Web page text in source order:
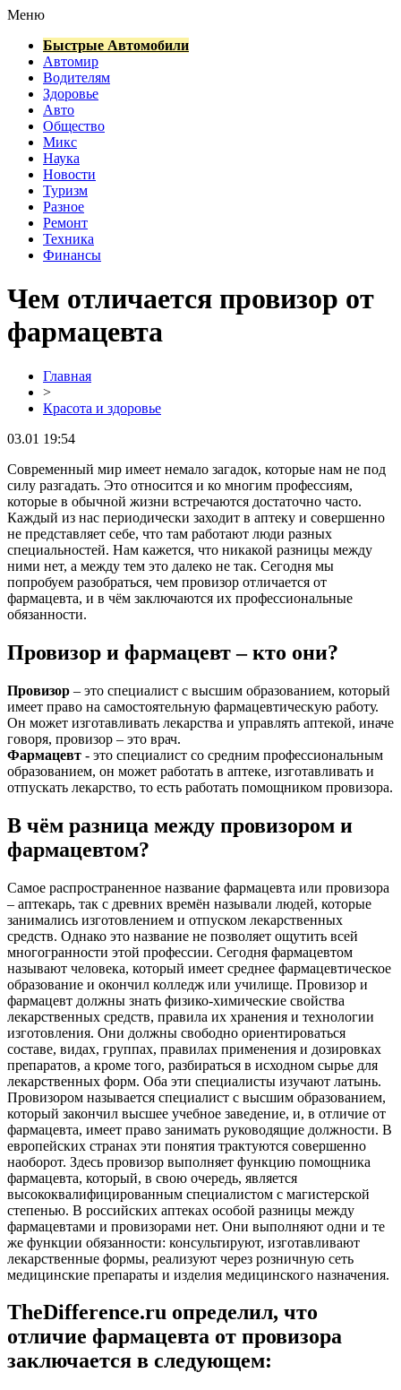
Меню
Быстрые Автомобили
Автомир
Водителям
Здоровье
Авто
Общество
Микс
Наука
Новости
Туризм
Разное
Ремонт
Техника
Финансы
Чем отличается провизор от
фармацевта
Главная
>
Красота и здоровье
03.01 19:54
Современный мир имеет немало загадок, которые нам не под
силу разгадать. Это относится и ко многим профессиям,
которые в обычной жизни встречаются достаточно часто.
Каждый из нас периодически заходит в аптеку и совершенно
не представляет себе, что там работают люди разных
специальностей. Нам кажется, что никакой разницы между
ними нет, а между тем это далеко не так. Сегодня мы
попробуем разобраться, чем провизор отличается от
фармацевта, и в чём заключаются их профессиональные
обязанности.
Провизор и фармацевт – кто они?
Провизор – это специалист с высшим образованием, который
имеет право на самостоятельную фармацевтическую работу.
Он может изготавливать лекарства и управлять аптекой, иначе
говоря, провизор – это врач.
Фармацевт - это специалист со средним профессиональным
образованием, он может работать в аптеке, изготавливать и
отпускать лекарство, то есть работать помощником провизора.
В чём разница между провизором и
фармацевтом?
Самое распространенное название фармацевта или провизора
– аптекарь, так с древних времён называли людей, которые
занимались изготовлением и отпуском лекарственных
средств. Однако это название не позволяет ощутить всей
многогранности этой профессии. Сегодня фармацевтом
называют человека, который имеет среднее фармацевтическое
образование и окончил колледж или училище. Провизор и
фармацевт должны знать физико-химические свойства
лекарственных средств, правила их хранения и технологии
изготовления. Они должны свободно ориентироваться
составе, видах, группах, правилах применения и дозировках
препаратов, а кроме того, разбираться в исходном сырье для
лекарственных форм. Оба эти специалисты изучают латынь.
Провизором называется специалист с высшим образованием,
который закончил высшее учебное заведение, и, в отличие от
фармацевта, имеет право занимать руководящие должности. В
европейских странах эти понятия трактуются совершенно
наоборот. Здесь провизор выполняет функцию помощника
фармацевта, который, в свою очередь, является
высококвалифицированным специалистом с магистерской
степенью. В российских аптеках особой разницы между
фармацевтами и провизорами нет. Они выполняют одни и те
же функции обязанности: консультируют, изготавливают
лекарственные формы, реализуют через розничную сеть
медицинские препараты и изделия медицинского назначения.
TheDifference.ru определил, что
отличие фармацевта от провизора
заключается в следующем: